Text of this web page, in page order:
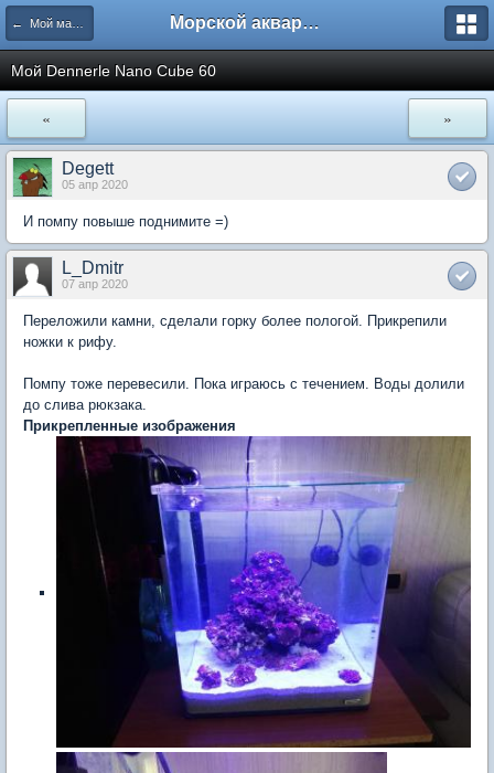
← Мой маленький морской аквариум Морской аквариум. Форумы ReefCentral.ru
Мой Dennerle Nano Cube 60
« »
Degett
05 апр 2020
И помпу повыше поднимите =)
L_Dmitr
07 апр 2020
Переложили камни, сделали горку более пологой. Прикрепили
ножки к рифу.
Помпу тоже перевесили. Пока играюсь с течением. Воды долили
до слива рюкзака.
Прикрепленные изображения